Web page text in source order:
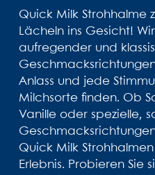
Quick Milk Strohhalme
Lächeln ins Gesicht!
aufregender und
Anlass und jede
Milchsorte finden. Ob
Vanille oder spezielle,
Quick Milk
Erlebnis. Probieren Sie